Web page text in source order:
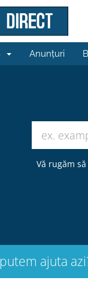
Anunțuri
Vă rugăm
ajuta